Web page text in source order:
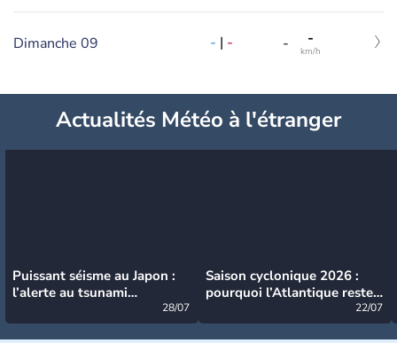
Dimanche 09 - | - - -
km/h
Actualités Météo à l'étranger
Puissant séisme au Japon :
l’alerte au tsunami
28/07
Saison cyclonique 2026 :
pourquoi l’Atlantique reste
22/07